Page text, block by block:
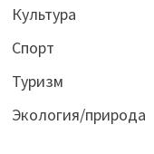
Культура
Спорт
Туризм
Экология/природа